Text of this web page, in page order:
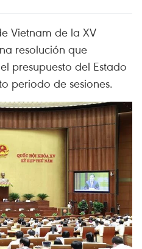
Vietnam de la XV
resolución que
presupuesto del Estado
periodo de sesiones.